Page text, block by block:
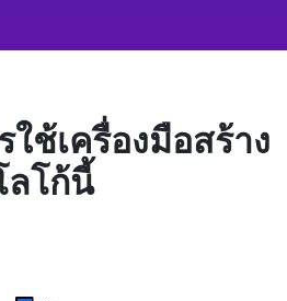
ใช้เครื่องมือสร้าง
ลโก้นี้